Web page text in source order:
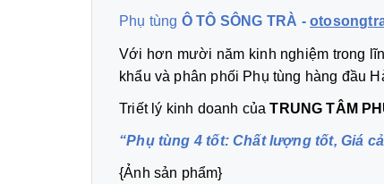
Phụ tùng Ô TÔ SÔNG TRÀ -
Với hơn mười năm kinh nghiệm trong
khẩu và phân phối Phụ tùng hàng đầu
Triết lý kinh doanh củaTRUNG TÂM
“Phụ tùng 4 tốt: Chất lượng tốt, Giá
{Ảnh sản phẩm}